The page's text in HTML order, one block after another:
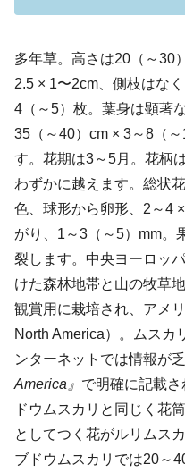
多年草。高さは20（～30
2.5 × 1〜2cm、側枝はな
4（～5）枚。葉身は顕著
35（～40）cm × 3～8（
す。花期は3～5月。花柄
わずかに越えます。総状
色、球形から卵形、2～4
がり、1～3（～5）mm。
裂します。中央ヨーロッ
けた森林地帯と山の牧草
観賞用に栽培され、アメ
North America）。ムスカ
ンターネットでは情報が
America』 で明確に記載
ドウムスカリと同じく花
としてつく花がルリムス
ブドウムスカリでは20～